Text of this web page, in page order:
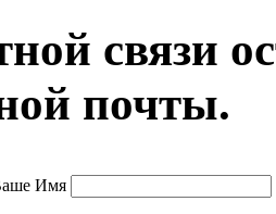
связи
почты.
Имя